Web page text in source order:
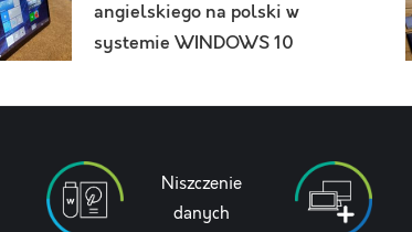
angielskiego na polski w
systemie WINDOWS 10
Niszczenie
danych